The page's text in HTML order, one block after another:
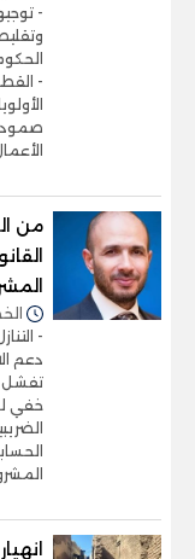
-
-
صمود
من
الخميس 18/
-
دعم
تفشل
خفي